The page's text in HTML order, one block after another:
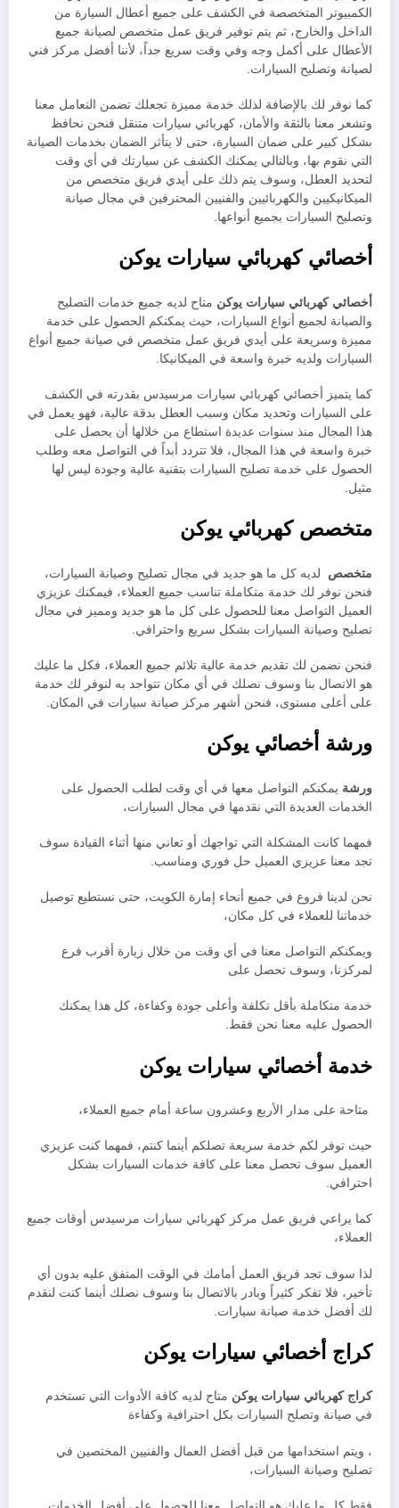
الكمبيوتر المتخصصة في الكشف على جميع أعطال السيارة من
الداخل والخارج، ثم يتم توفير فريق عمل متخصص لصيانة جميع
الأعطال على أكمل وجه وفي وقت سريع جداً، لأننا أفضل مركز فني
لصيانة وتصليح السيارات.
كما نوفر لك بالإضافة لذلك خدمة مميزة تجعلك تضمن التعامل معنا
وتشعر معنا بالثقة والأمان، كهربائي سيارات متنقل فنحن نحافظ
بشكل كبير على ضمان السيارة، حتى لا يتأثر الضمان بخدمات الصيانة
التي نقوم بها، وبالتالي يمكنك الكشف عن سيارتك في أي وقت
لتحديد العطل، وسوف يتم ذلك على أيدي فريق متخصص من
الميكانيكيين والكهربائيين والفنيين المحترفين في مجال صيانة
وتصليح السيارات بجميع أنواعها.
أخصائي كهربائي سيارات يوكن
أخصائي كهربائي سيارات يوكن متاح لديه جميع خدمات التصليح
والصيانة لجميع أنواع السيارات، حيث يمكنكم الحصول على خدمة
مميزة وسريعة على أيدي فريق عمل متخصص في صيانة جميع أنواع
السيارات ولديه خبرة واسعة في الميكانيكا.
كما يتميز أخصائي كهربائي سيارات مرسيدس بقدرته في الكشف
على السيارات وتحديد مكان وسبب العطل بدقة عالية، فهو يعمل في
هذا المجال منذ سنوات عديدة استطاع من خلالها أن يحصل على
خبرة واسعة في هذا المجال، فلا تتردد أبداً في التواصل معه وطلب
الحصول على خدمة تصليح السيارات بتقنية عالية وجودة ليس لها
مثيل.
متخصص كهربائي يوكن
متخصص لديه كل ما هو جديد في مجال تصليح وصيانة السيارات،
فنحن نوفر لك خدمة متكاملة تناسب جميع العملاء، فيمكنك عزيزي
العميل التواصل معنا للحصول على كل ما هو جديد ومميز في مجال
تصليح وصيانة السيارات بشكل سريع واحترافي.
فنحن نضمن لك تقديم خدمة عالية تلائم جميع العملاء، فكل ما عليك
هو الاتصال بنا وسوف نصلك في أي مكان تتواجد به لنوفر لك خدمة
على أعلى مستوى، فنحن أشهر مركز صيانة سيارات في المكان.
ورشة أخصائي يوكن
ورشة يمكنكم التواصل معها في أي وقت لطلب الحصول على
الخدمات العديدة التي نقدمها في مجال السيارات،
فمهما كانت المشكلة التي تواجهك أو تعاني منها أثناء القيادة سوف
تجد معنا عزيزي العميل حل فوري ومناسب.
نحن لدينا فروع في جميع أنحاء إمارة الكويت، حتى نستطيع توصيل
خدماتنا للعملاء في كل مكان،
ويمكنكم التواصل معنا في أي وقت من خلال زيارة أقرب فرع
لمركزنا، وسوف تحصل على
خدمة متكاملة بأقل تكلفة وأعلى جودة وكفاءة، كل هذا يمكنك
الحصول عليه معنا نحن فقط.
خدمة أخصائي سيارات يوكن
متاحة على مدار الأربع وعشرون ساعة أمام جميع العملاء،
حيث توفر لكم خدمة سريعة تصلكم أينما كنتم، فمهما كنت عزيزي
العميل سوف تحصل معنا على كافة خدمات السيارات بشكل
احترافي.
كما يراعي فريق عمل مركز كهربائي سيارات مرسيدس أوقات جميع
العملاء،
لذا سوف تجد فريق العمل أمامك في الوقت المتفق عليه بدون أي
تأخير، فلا تفكر كثيراً وبادر بالاتصال بنا وسوف نصلك أينما كنت لنقدم
لك أفضل خدمة صيانة سيارات.
كراج أخصائي سيارات يوكن
كراج كهربائي سيارات يوكن متاح لديه كافة الأدوات التي تستخدم
في صيانة وتصلح السيارات بكل احترافية وكفاءة
، ويتم استخدامها من قبل أفضل العمال والفنيين المختصين في
تصليح وصيانة السيارات،